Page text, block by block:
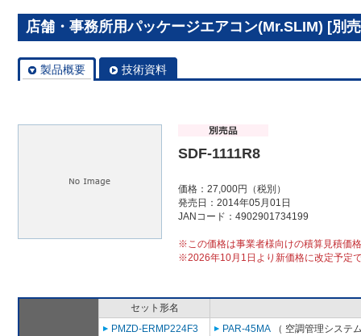
店舗・事務所用パッケージエアコン(Mr.SLIM) [別
製品概要 技術資料
SDF-1111R8
価格：27,000円（税別）
発売日：2014年05月01日
JANコード：4902901734199
※この価格は事業者様向けの積算見積価
※2026年10月1日より新価格に改定予定
セット形名
PMZD-ERMP224F3
PAR-45MA （ 空調管理システ